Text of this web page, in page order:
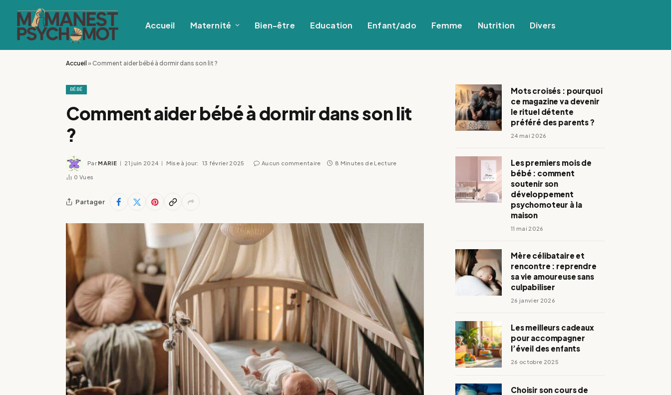
Accueil Maternité Bien-être Education Enfant/ado Femme Nutrition Divers
Accueil » Comment aider bébé à dormir dans son lit ?
BÉBÉ
Comment aider bébé à dormir dans son lit
?
Par MARIE 21 juin 2024 Mise à jour: 13 février 2025 Aucun commentaire 8 Minutes de Lecture
0Vues
Partager
Mots croisés : pourquoi
ce magazine va devenir
le rituel détente
préféré des parents ?
24 mai 2026
Les premiers mois de
bébé : comment
soutenir son
développement
psychomoteur à la
maison
11 mai 2026
Mère célibataire et
rencontre : reprendre
sa vie amoureuse sans
culpabiliser
26 janvier 2026
Les meilleurs cadeaux
pour accompagner
l’éveil des enfants
26 octobre 2025
Choisir son cours de